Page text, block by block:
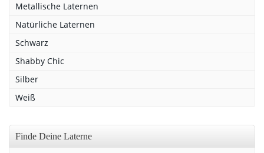
Metallische Laternen
Natürliche Laternen
Schwarz
Shabby Chic
Silber
Weiß
Finde Deine Laterne